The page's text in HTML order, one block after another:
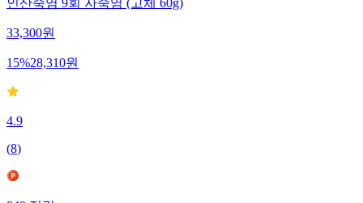
인산죽염 9회 자죽염 (고체 60g)
33,300원
15%28,310원
4.9
(8)